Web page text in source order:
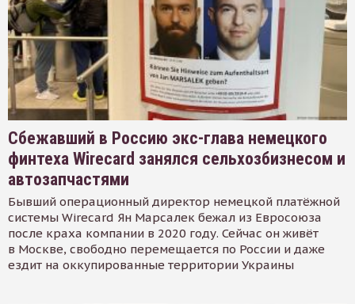
Сбежавший в Россию экс-глава немецкого
финтеха Wirecard занялся сельхозбизнесом и
автозапчастями
Бывший операционный директор немецкой платёжной
системы Wirecard Ян Марсалек бежал из Евросоюза
после краха компании в 2020 году. Сейчас он живёт
в Москве, свободно перемещается по России и даже
ездит на оккупированные территории Украины